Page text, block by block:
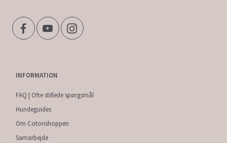
INFORMATION
FAQ | Ofte stillede spørgsmål
Hundeguides
Om Cotonshoppen
Samarbejde